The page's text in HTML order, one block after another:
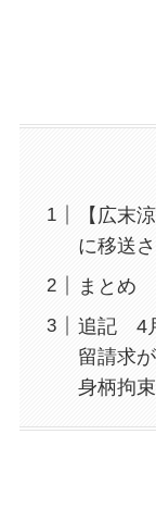
【広末
に移送
まとめ
追記 4
留請求
身柄拘束